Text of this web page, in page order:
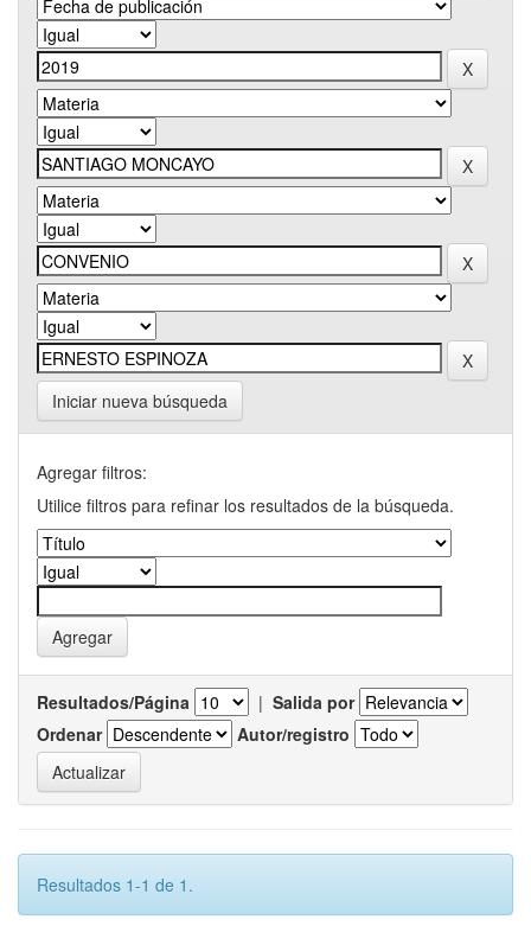
Iniciar nueva búsqueda
Agregar filtros:
Utilice filtros para refinar los resultados de la búsqueda.
Resultados/Página | Salida por
Ordenar
Autor/registro
Resultados 1-1 de 1.